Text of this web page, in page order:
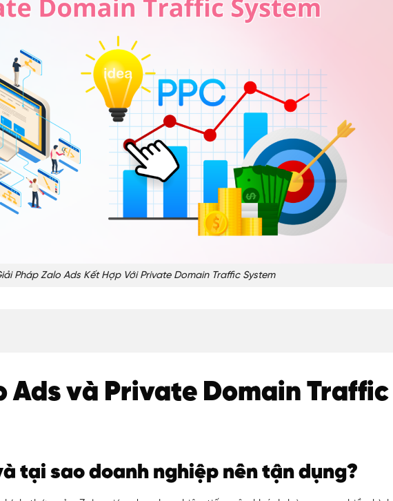
Pháp Zalo Ads Kết Hợp Với Private Domain Traffic System
Ads và Private Domain Traffic
tại sao doanh nghiệp nên tận dụng?